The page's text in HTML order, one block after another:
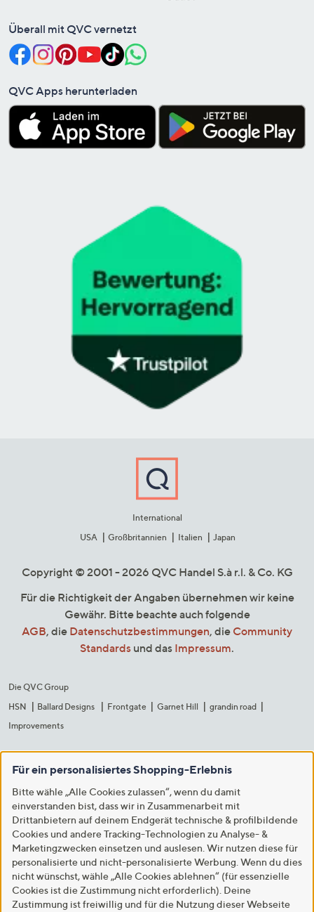
Überall mit QVC vernetzt
QVC Apps herunterladen
International
USA
Großbritannien Italien Japan
Copyright © 2001 - 2026 QVC Handel S.à r.l. & Co. KG
Für die Richtigkeit der Angaben übernehmen wir keine
Gewähr. Bitte beachte auch folgende
AGB, die Datenschutzbestimmungen, die Community
Standards und das Impressum.
Die QVC Group
HSN
Ballard Designs Frontgate Garnet Hill
grandin road
Improvements
Für ein personalisiertes Shopping-Erlebnis
Bitte wähle „Alle Cookies zulassen“, wenn du damit
einverstanden bist, dass wir in Zusammenarbeit mit
Drittanbietern auf deinem Endgerät technische & profilbildende
Cookies und andere Tracking-Technologien zu Analyse- &
Marketingzwecken einsetzen und auslesen. Wir nutzen diese für
personalisierte und nicht-personalisierte Werbung. Wenn du dies
nicht wünschst, wähle „Alle Cookies ablehnen“ (für essenzielle
Cookies ist die Zustimmung nicht erforderlich). Deine
Zustimmung ist freiwillig und für die Nutzung dieser Webseite